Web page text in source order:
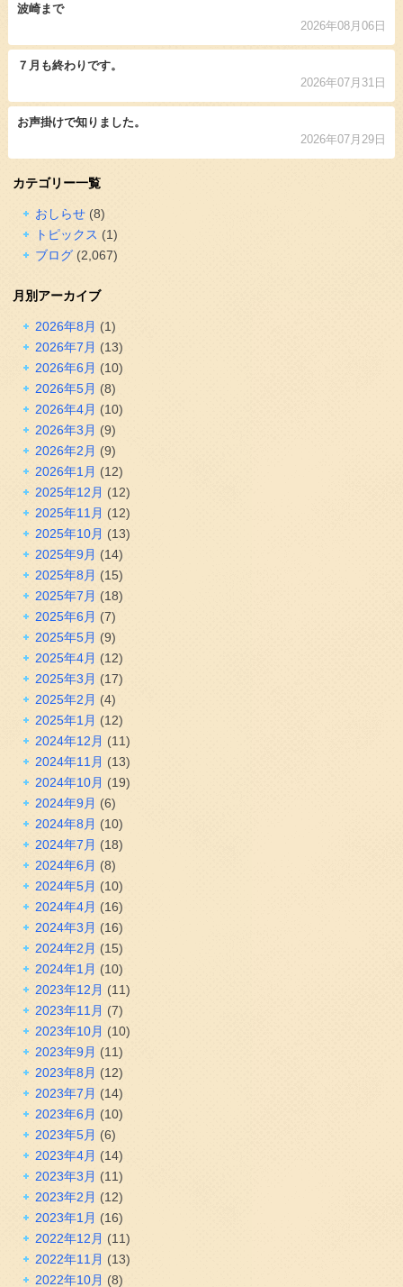
波崎まで
2026年08月06日
７月も終わりです。
2026年07月31日
お声掛けで知りました。
2026年07月29日
カテゴリー一覧
おしらせ(8)
トピックス (1)
ブログ(2,067)
月別アーカイブ
2026年8月 (1)
2026年7月 (13)
2026年6月 (10)
2026年5月 (8)
2026年4月 (10)
2026年3月 (9)
2026年2月 (9)
2026年1月 (12)
2025年12月 (12)
2025年11月 (12)
2025年10月 (13)
2025年9月 (14)
2025年8月 (15)
2025年7月 (18)
2025年6月 (7)
2025年5月 (9)
2025年4月 (12)
2025年3月 (17)
2025年2月 (4)
2025年1月 (12)
2024年12月 (11)
2024年11月 (13)
2024年10月 (19)
2024年9月 (6)
2024年8月 (10)
2024年7月 (18)
2024年6月 (8)
2024年5月 (10)
2024年4月 (16)
2024年3月 (16)
2024年2月 (15)
2024年1月 (10)
2023年12月 (11)
2023年11月 (7)
2023年10月 (10)
2023年9月 (11)
2023年8月 (12)
2023年7月 (14)
2023年6月 (10)
2023年5月 (6)
2023年4月 (14)
2023年3月 (11)
2023年2月 (12)
2023年1月 (16)
2022年12月 (11)
2022年11月 (13)
2022年10月 (8)